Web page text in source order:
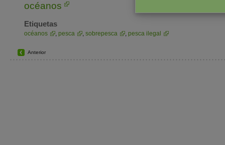
océanos
Etiquetas
océanos , pesca , sobrepesca , pesca ilegal
Anterior